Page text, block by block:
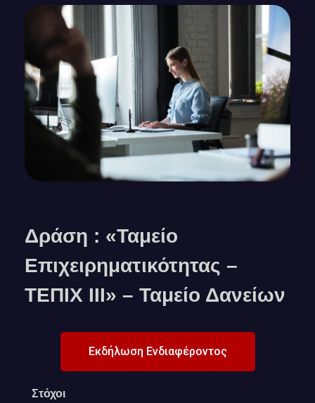
Δράση : «Ταμείο
Επιχειρηματικότητας –
ΤΕΠΙΧ ΙΙΙ» – Ταμείο Δανείων
Εκδήλωση Ενδιαφέροντος
Στόχοι